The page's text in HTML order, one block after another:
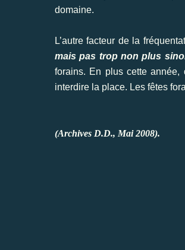
domaine.
L’autre facteur de la
mais pas trop non plus
forains. En plus cette
interdire la place. Les fêtes
(Archives D.D., Mai 2008).